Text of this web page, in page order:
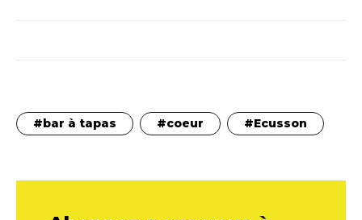
bar à tapas coeur Ecusson